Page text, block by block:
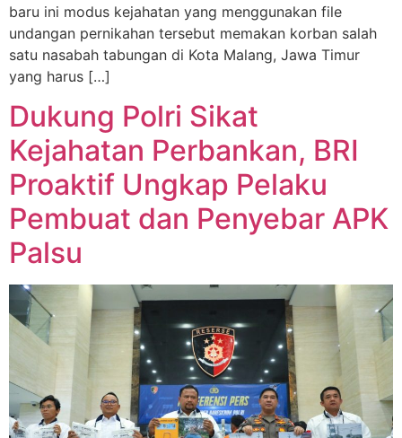
baru ini modus kejahatan yang menggunakan file
undangan pernikahan tersebut memakan korban salah
satu nasabah tabungan di Kota Malang, Jawa Timur
yang harus […]
Dukung Polri Sikat
Kejahatan Perbankan, BRI
Proaktif Ungkap Pelaku
Pembuat dan Penyebar APK
Palsu